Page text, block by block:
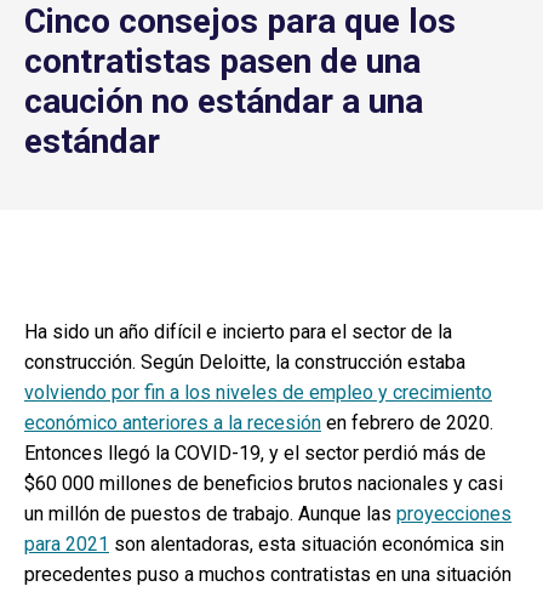
Cinco consejos para que los
contratistas pasen de una
caución no estándar a una
estándar
Ha sido un año difícil e incierto para el sector de la
construcción. Según Deloitte, la construcción estaba
volviendo por fin a los niveles de empleo y crecimiento
económico anteriores a la recesión en febrero de 2020.
Entonces llegó la COVID-19, y el sector perdió más de
$60 000 millones de beneficios brutos nacionales y casi
un millón de puestos de trabajo. Aunque las proyecciones
para 2021 son alentadoras, esta situación económica sin
precedentes puso a muchos contratistas en una situación